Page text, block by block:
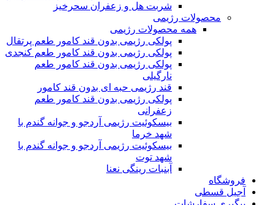
شربت هل و زعفران سحرخیز
محصولات رژیمی
همه محصولات رژیمی
پولکی رژیمی بدون قند کامور طعم پرتقال
پولکی رژیمی بدون قند کامور طعم کنجدی
پولکی رژیمی بدون قند کامور طعم
نارگیلی
قند رژیمی حبه ای بدون قند کامور
پولکی رژیمی بدون قند کامور طعم
زعفرانی
بيسکوئيت رژیمی آردجو و جوانه گندم با
شهد خرما
بيسکوئيت رژیمی آردجو و جوانه گندم با
شهد توت
آبنبات رینگی نعنا
فروشگاه
آجیل قسطی